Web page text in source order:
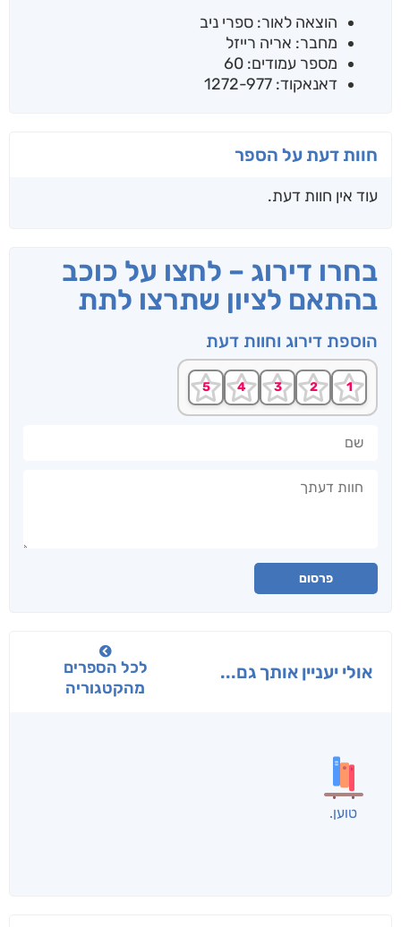
הוצאה לאור: ספרי ניב
מחבר: אריה רייזל
מספר עמודים: 60
דאנאקוד: 1272-977
חוות דעת על הספר
עוד אין חוות דעת.
בחרו דירוג – לחצו על כוכב
בהתאם לציון שתרצו לתת
הוספת דירוג וחוות דעת
פרסום
אולי יעניין אותך גם...
לכל הספרים
מהקטגוריה